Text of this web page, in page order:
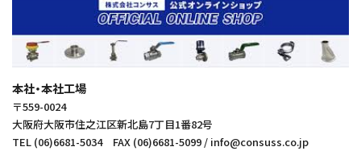
本社・本社工場
〒559-0024
大阪府大阪市住之江区新北島7丁目1番82号
TEL (06)6681-5034 FAX (06)6681-5099 / info@consuss.co.jp